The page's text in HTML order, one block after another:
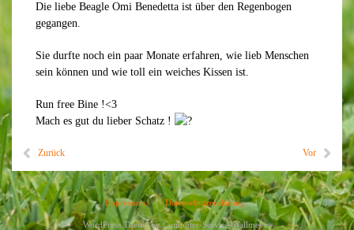
Die liebe Beagle Omi Benedetta ist über den Regenbogen
gegangen.
Sie durfte noch ein paar Monate erfahren, wie lieb Menschen
sein können und wie toll ein weiches Kissen ist.
Run free Bine !<3
Mach es gut du lieber Schatz !
Zurück Vor
Impressum | Datenschutzerklärung |
WordPress Theme byComputer-Service-Wallmeyer